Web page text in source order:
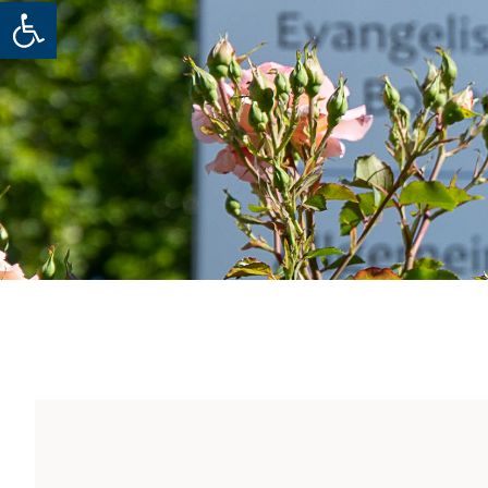
Werkzeugleiste öffnen